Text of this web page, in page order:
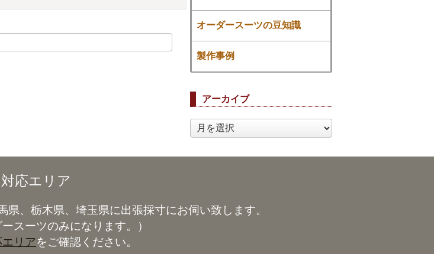
オーダースーツの豆知識
製作事例
アーカイブ
ア
ー
対応エリア
、栃木県、埼玉県に出張採寸にお伺い致します。
ースーツのみになります。）
エリアをご確認ください。